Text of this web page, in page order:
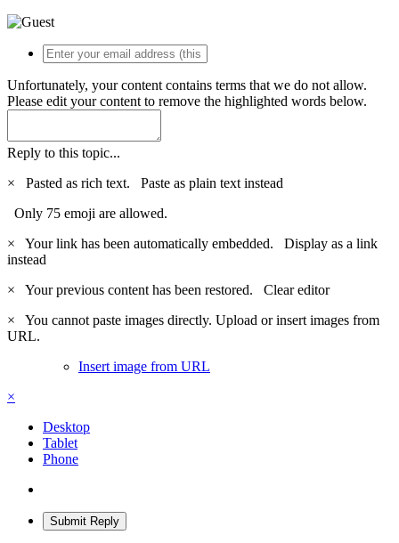
Unfortunately, your content contains terms that we do not allow.
Please edit your content to remove the highlighted words below.
Reply to this topic...
×
Pasted as rich text. Paste as plain text instead
Only 75 emoji are allowed.
×
Your link has been automatically embedded. Display as a link
instead
×
Your previous content has been restored. Clear editor
×
You cannot paste images directly. Upload or insert images from
URL.
Insert image from URL
×
Desktop
Tablet
Phone
Submit Reply